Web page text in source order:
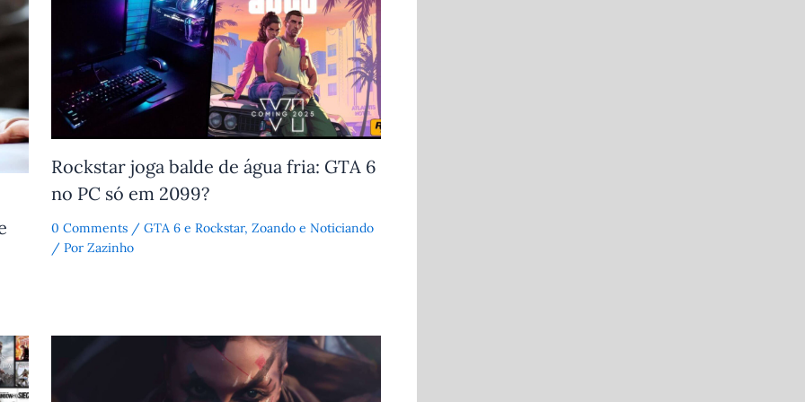
Rockstar joga balde de água fria: GTA 6
no PC só em 2099?
0 Comments / GTA 6 e Rockstar, Zoando e Noticiando
/ Por Zazinho